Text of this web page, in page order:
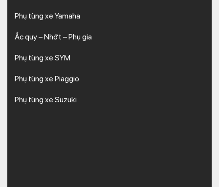
Phụ tùng xe Yamaha
Ắc quy – Nhớt – Phụ gia
Phụ tùng xe SYM
Phụ tùng xe Piaggio
Phụ tùng xe Suzuki